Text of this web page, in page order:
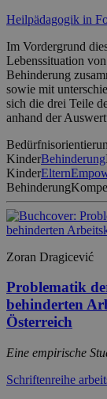
Heilpädagogik in
Im Vordergrund
Lebenssituation
Behinderung
sowie mit
sich die drei Teile
anhand der
KinderBehinderung
KinderEltern
Behinderung
Zoran Dragicević
Problematik
behinderten
Österreich
Eine empirische
Schriftenreihe